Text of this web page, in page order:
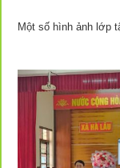
Một số hình ảnh lớp